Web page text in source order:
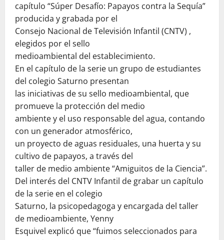
capítulo “Súper Desafío: Papayos contra la Sequía”
producida y grabada por el
Consejo Nacional de Televisión Infantil (CNTV) ,
elegidos por el sello
medioambiental del establecimiento.
En el capítulo de la serie un grupo de estudiantes
del colegio Saturno presentan
las iniciativas de su sello medioambiental, que
promueve la protección del medio
ambiente y el uso responsable del agua, contando
con un generador atmosférico,
un proyecto de aguas residuales, una huerta y su
cultivo de papayos, a través del
taller de medio ambiente “Amiguitos de la Ciencia”.
Del interés del CNTV Infantil de grabar un capítulo
de la serie en el colegio
Saturno, la psicopedagoga y encargada del taller
de medioambiente, Yenny
Esquivel explicó que “fuimos seleccionados para